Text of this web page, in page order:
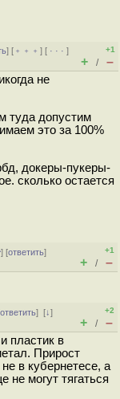
] [ ﹢﹢﹢] [ · · ·]
+1
+ / –
не
туда допустим
это за 100%
докеры-пукеры-
сколько остается
] [ответить]
+1
+ / –
ответить][↓]
+2
+ / –
пластик в
Прирост
в кубернетесе, а
могут тягаться